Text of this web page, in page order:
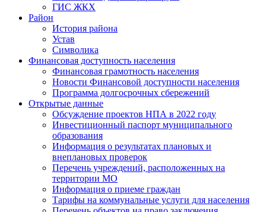
ГИС ЖКХ
Район
История района
Устав
Символика
Финансовая доступность населения
Финансовая грамотность населения
Новости Финансовой доступности населения
Программа долгосрочных сбережений
Открытые данные
Обсуждение проектов НПА в 2022 году
Инвестиционный паспорт муниципального
образования
Информация о результатах плановых и
внеплановых проверок
Перечень учреждений, расположенных на
территории МО
Информация о приеме граждан
Тарифы на коммунальные услуги для населения